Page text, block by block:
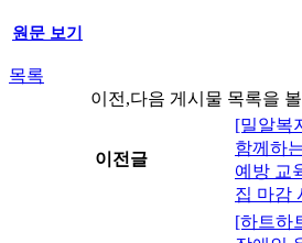
원문 보기
목록
이전,다음 게시물 목록을
이전글
[밀알복
함께하
예방 교
집 마감
[하트하